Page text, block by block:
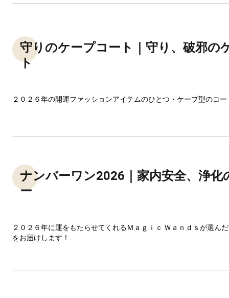
守りのケープコート｜守り、破邪の
ト
２０２６年の開運ファッションアイテムのひとつ・ケープ型のコ
ナンバーワン2026｜家内安全、浄化
ー
２０２６年に運をもたらせてくれるＭａｇｉｃ Ｗａｎｄｓが選ん
をお届けします！...